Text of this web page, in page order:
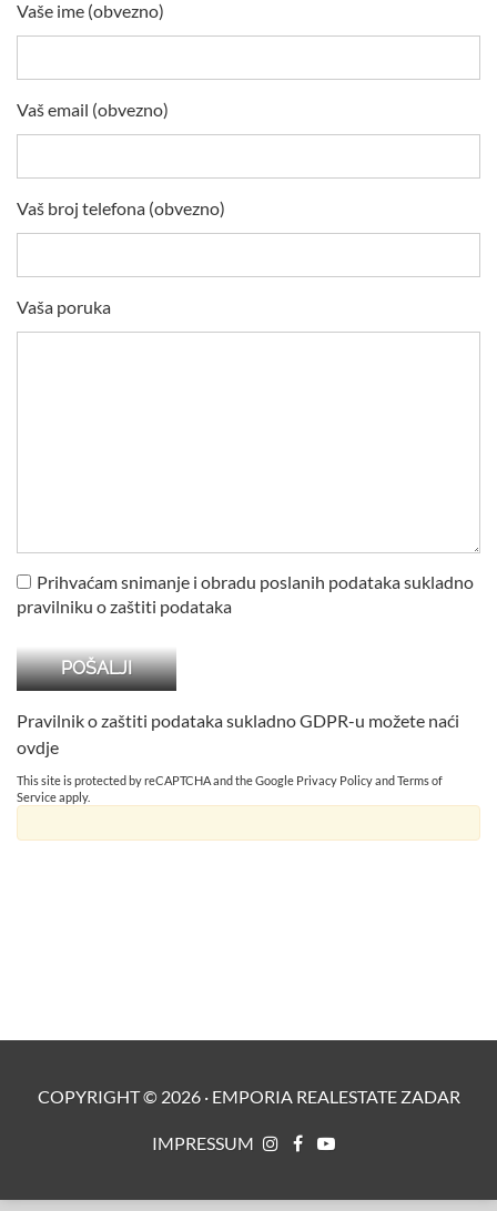
Vaše ime (obvezno)
Vaš email (obvezno)
Vaš broj telefona (obvezno)
Vaša poruka
Prihvaćam snimanje i obradu poslanih podataka sukladno
pravilniku o zaštiti podataka
Pravilnik o zaštiti podataka sukladno GDPR-u možete naći
ovdje
This site is protected by reCAPTCHA and the Google Privacy PolicyandTerms of
Serviceapply.
COPYRIGHT © 2026· EMPORIA REALESTATE ZADAR
IMPRESSUM